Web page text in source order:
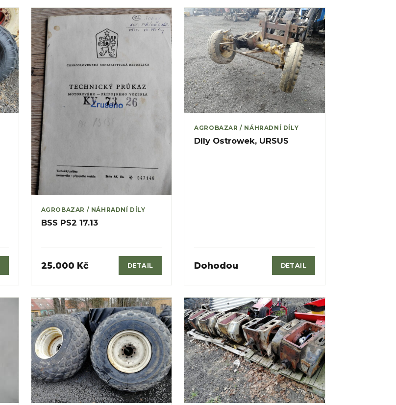
AGROBAZAR / NÁHRADNÍ DÍLY
BSS PS2 17.13
25.000 Kč DETAIL
AGROBAZAR / NÁHRADNÍ DÍLY
Díly Ostrowek, URSUS
Dohodou DETAIL